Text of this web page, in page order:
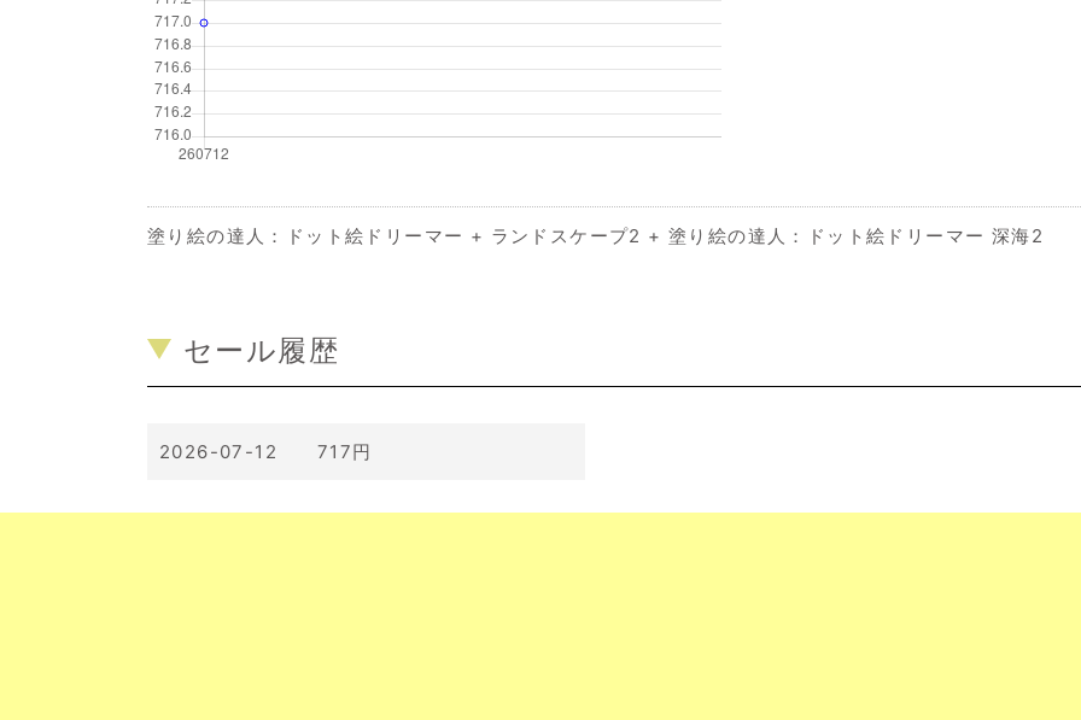
塗り絵の達人：ドット絵ドリーマー + ランドスケープ2 + 塗り絵の達人：ドット絵ドリーマー 深海2
セール履歴
2026-07-12 717円